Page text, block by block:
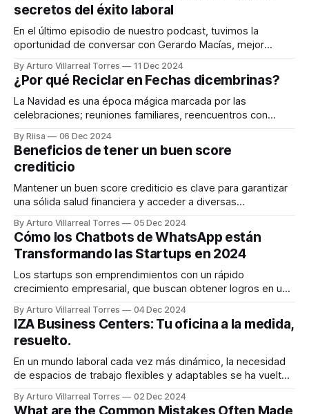
Latinoamérica se ha inaugurado en la Ciudad de
secretos del éxito laboral
En el último episodio de nuestro podcast, tuvimos la
oportunidad de conversar con Gerardo Macías, mejor
posiciona como uno de los principales referentes en
headhunting, Gerardo comparte su visión sobre cómo este
rol trasciende la búsqueda de talentos para
By Arturo Villarreal Torres 11 Dec 2024
¿Por qué Reciclar en Fechas dicembrinas?
La Navidad es una época mágica marcada por las
celebraciones; reuniones familiares, reencuentros con
en el que los desechos aumentan considerablemente,
especialmente los días de Navidad, Nochevieja, Año Nuevo
y Reyes Magos. Durante estos días tan marcados, el
consumo de alimentación,
By Riisa 06 Dec 2024
Beneficios de tener un buen score
crediticio
Mantener un buen score crediticio es clave para garantizar
una sólida salud financiera y acceder a diversas
profesionales. Este indicador, que evalúa tu
comportamiento financiero, no solo afecta tu capacidad
para obtener créditos, sino también influye en tu vida
cotidiana. A continuación,
By Arturo Villarreal Torres 05 Dec 2024
Cómo los Chatbots de WhatsApp están
Transformando las Startups en 2024
Los startups son emprendimientos con un rápido
crecimiento empresarial, que buscan obtener logros en un
contar con sus objetivos es encontrar una herramienta que
ayude a mejorar la interacción con los clientes en tiempo
real. Para ello, los chatbots de
By Arturo Villarreal Torres 04 Dec 2024
IZA Business Centers: Tu oficina a la medida,
resuelto.
En un mundo laboral cada vez más dinámico, la necesidad
de espacios de trabajo flexibles y adaptables se ha vuelto
principales ciudades de México como son: Monterrey,
By Arturo Villarreal Torres 02 Dec 2024